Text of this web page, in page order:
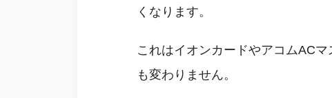
くなります。
これはイオンカードやアコムAC
も変わりません。